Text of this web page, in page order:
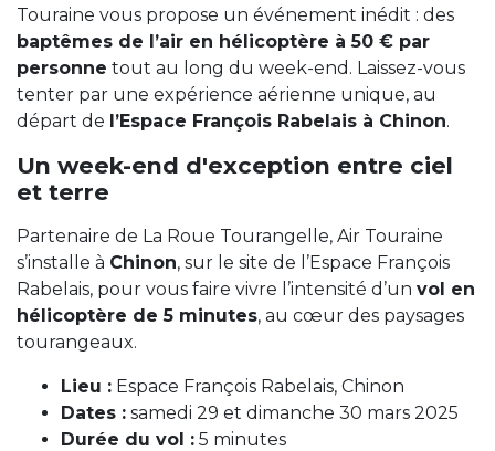
Touraine vous propose un événement inédit : des
baptêmes de l’air en hélicoptère à 50 € par
personne tout au long du week-end. Laissez-vous
tenter par une expérience aérienne unique, au
départ de l’Espace François Rabelais à Chinon.
Un week-end d'exception entre ciel
et terre
Partenaire de La Roue Tourangelle, Air Touraine
s’installe à Chinon, sur le site de l’Espace François
Rabelais, pour vous faire vivre l’intensité d’un vol en
hélicoptère de 5 minutes, au cœur des paysages
tourangeaux.
Lieu : Espace François Rabelais, Chinon
Dates : samedi 29 et dimanche 30 mars 2025
Durée du vol : 5 minutes